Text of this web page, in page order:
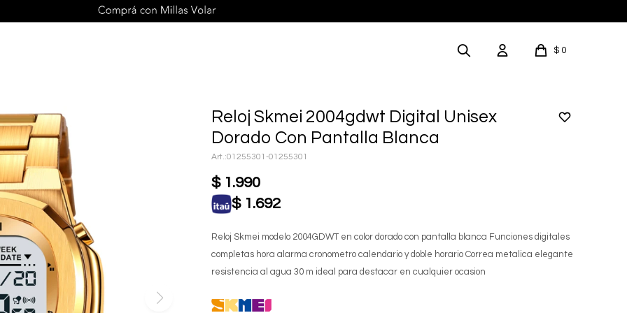
$ 0
Reloj Skmei 2004gdwt Digital Unisex
Dorado Con Pantalla Blanca
01255301-01255301
$ 1.990
$ 1.692
Reloj Skmei modelo 2004GDWT en color dorado con pantalla blanca Funciones digitales
completas hora alarma cronometro calendario y doble horario Correa metalica elegante
resistencia al agua 30 m ideal para destacar en cualquier ocasion